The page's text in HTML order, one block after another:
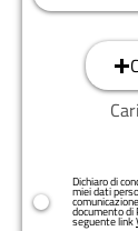
Dichiaro di
miei dati
documento di
seguente link